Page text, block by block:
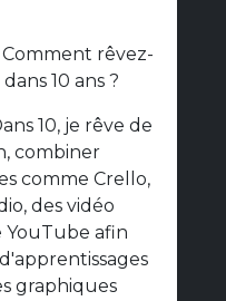
Comment rêvez-
10 ans ?
10, je rêve de
combiner
comme Crello,
des vidéo
YouTube afin
graphiques